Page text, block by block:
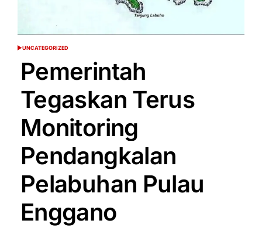
POSTED
UNCATEGORIZED
Pemerintah
Tegaskan Terus
Monitoring
Pendangkalan
Pelabuhan Pulau
Enggano